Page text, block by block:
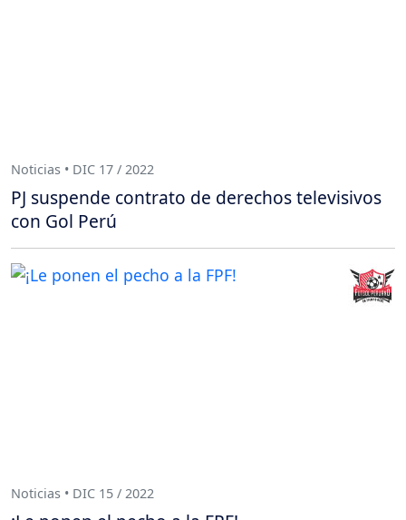
Noticias • DIC 17 / 2022
PJ suspende contrato de derechos televisivos
con Gol Perú
Noticias • DIC 15 / 2022